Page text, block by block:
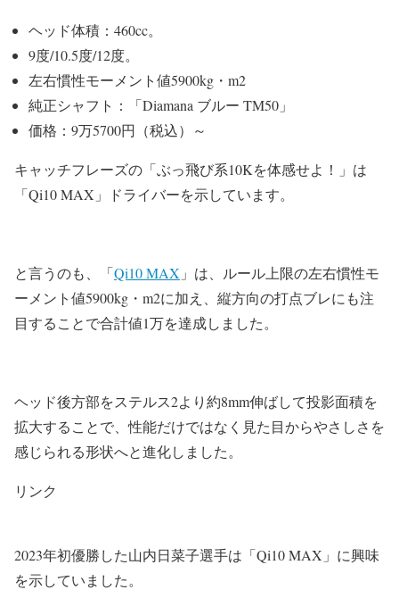
ヘッド体積：460cc。
9度/10.5度/12度。
左右慣性モーメント値5900kg・m2
純正シャフト：「Diamana ブルー TM50」
価格：9万5700円（税込）～
キャッチフレーズの「ぶっ飛び系10Kを体感せよ！」は
「Qi10 MAX」ドライバーを示しています。
と言うのも、「Qi10 MAX 」は、ルール上限の左右慣性モ
ーメント値5900kg・m2に加え、縦方向の打点ブレにも注
目することで合計値1万を達成しました。
ヘッド後方部をステルス2より約8mm伸ばして投影面積を
拡大することで、性能だけではなく見た目からやさしさを
感じられる形状へと進化しました。
リンク
2023年初優勝した山内日菜子選手は「Qi10 MAX」に興味
を示していました。